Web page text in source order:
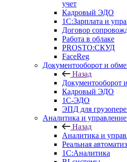
учет
Кадровый ЭДО
1С:Зарплата и
Договор
Работа в облаке
PROSTO:СКУД
FaceReg
Документооборот и
Назад
Документооборот
Кадровый ЭДО
1С-ЭДО
ЭПД для
Аналитика и
Назад
Аналитика и
Реальная
1С:Аналитика